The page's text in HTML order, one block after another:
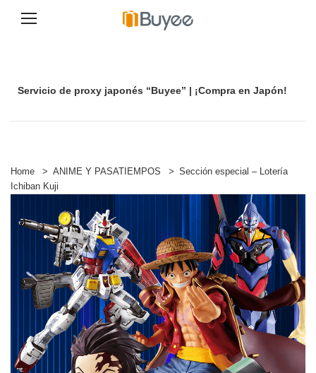
n
t
e
Servicio de proxy japonés “Buyee” | ¡Compra en Japón!
Home > ANIME Y PASATIEMPOS > Sección especial – Lotería
Ichiban Kuji